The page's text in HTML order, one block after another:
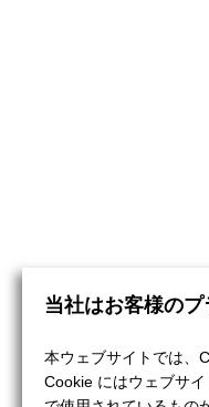
当社はお客様の
本ウェブサイトでは、
Cookie にはウェブサ